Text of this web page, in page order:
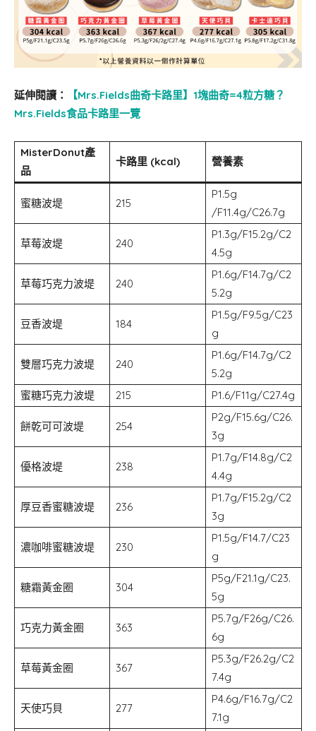
延伸閱讀：
【Mrs.Fields曲奇卡路里】1塊曲奇=4粒方糖？
Mrs.Fields食品卡路里一覽
MisterDonut產
品
卡路里 (kcal) 營養素
蜜糖波堤 215
P1.5g
/F11.4g/C26.7g
草莓波堤 240
P1.3g/F15.2g/C2
4.5g
草莓巧克力波堤 240
P1.6g/F14.7g/C2
5.2g
豆香波堤 184
P1.5g/F9.5g/C23
g
雙層巧克力波堤 240
P1.6g/F14.7g/C2
5.2g
蜜糖巧克力波堤
215 P1.6/F11g/C27.4g
餅乾可可波堤 254
P2g/F15.6g/C26.
3g
優格波堤 238
P1.7g/F14.8g/C2
4.4g
厚豆香蜜糖波堤 236
P1.7g/F15.2g/C2
3g
濃咖啡蜜糖波堤 230
P1.5g/F14.7/C23
g
糖霜黃金圈 304
P5g/F21.1g/C23.
5g
巧克力黃金圈 363
P5.7g/F26g/C26.
6g
草莓黃金圈 367
P5.3g/F26.2g/C2
7.4g
天使巧貝 277
P4.6g/F16.7g/C2
7.1g